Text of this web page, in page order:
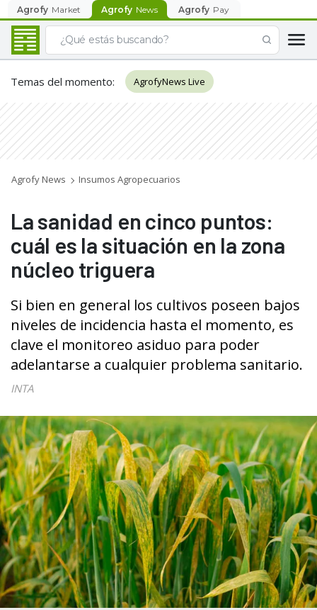
Agrofy Market Agrofy News Agrofy Pay
Temas del momento: AgrofyNews Live
Agrofy News Insumos Agropecuarios
La sanidad en cinco puntos:
cuál es la situación en la zona
núcleo triguera
Si bien en general los cultivos poseen bajos
niveles de incidencia hasta el momento, es
clave el monitoreo asiduo para poder
adelantarse a cualquier problema sanitario.
INTA